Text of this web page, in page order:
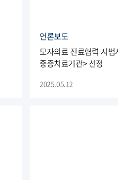
언론보도
모자의료 진료협력 시범
중증치료기관> 선정
2025.05.12